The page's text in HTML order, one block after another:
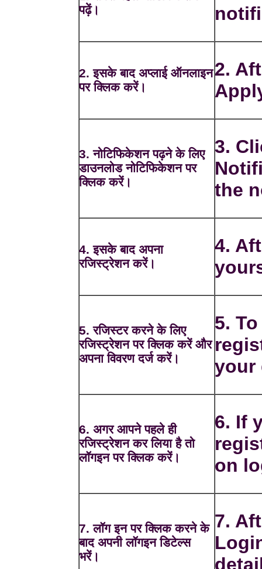
पढ़ें।
2. इसके बाद अप्लाई ऑनलाइन
पर क्लिक करें।
2.
3. नोटिफिकेशन पढ़ने के लिए
डाउनलोड नोटिफिकेशन पर
क्लिक करें।
3.
the
4. इसके बाद अपना
रजिस्ट्रेशन करें।
4.
5. रजिस्टर करने के लिए
रजिस्ट्रेशन पर क्लिक करें और
अपना विवरण दर्ज करें।
5.
your
6. अगर आपने पहले ही
रजिस्ट्रेशन कर लिया है तो
लॉगइन पर क्लिक करें।
6. If
on
7. लॉग इन पर क्लिक करने के
बाद अपनी लॉगइन डिटेल्स
भरें।
7.